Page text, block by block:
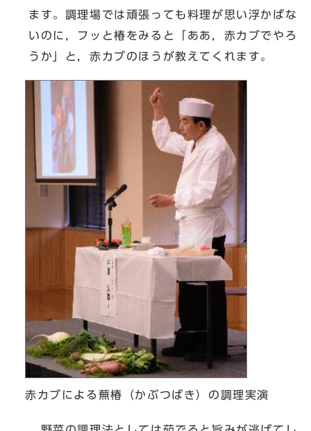
ます。調理場では頑張っても料理が思い浮かばな
いのに，フッと椿をみると「ああ，赤カブでやろ
うか」と，赤カブのほうが教えてくれます。
赤カブによる蕪椿（かぶつばき）の調理実演